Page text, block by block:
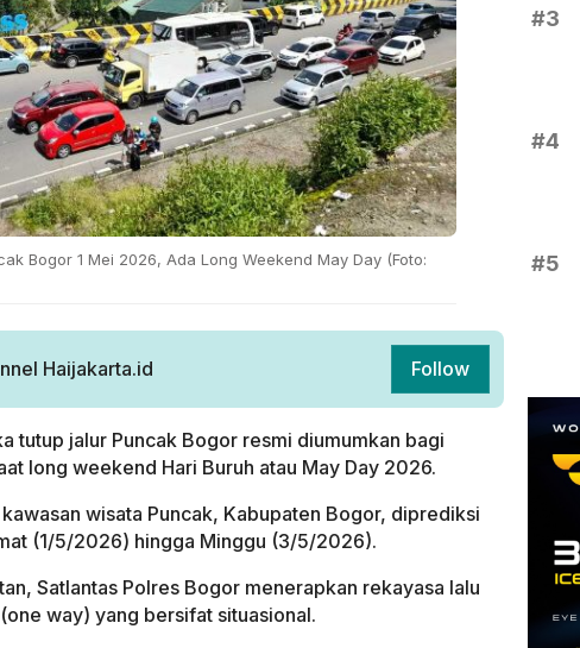
Bogor 1 Mei 2026, Ada Long Weekend May Day (Foto:
Haijakarta.id Follow
tutup jalur Puncak Bogor resmi diumumkan bagi
long weekend Hari Buruh atau May Day 2026.
wisata Puncak, Kabupaten Bogor, diprediksi
(1/5/2026) hingga Minggu (3/5/2026).
Satlantas Polres Bogor menerapkan rekayasa lalu
way) yang bersifat situasional.
#3
#4
#5